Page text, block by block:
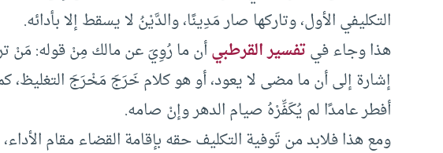
التكليفي الأول، وتاركها صار مَدِينًا، والدَّيْنُ لا يسقط إلا بأدائه.
هذا وجاء فيتفسير القرطبيأن ما رُوِيَ عن مالك مِنْ قوله: مَنْ
إشارة إلى أن ما مضى لا يعود، أو هو كلام خَرَجَ مَخْرَجَ
أفطر عامدًا لم يُكَفِّرْهُ صيام الدهر وإنْ صامه.
ومع هذا فلابد من تَوفية التكليف حقه بإقامة القضاء مقام الأداء،